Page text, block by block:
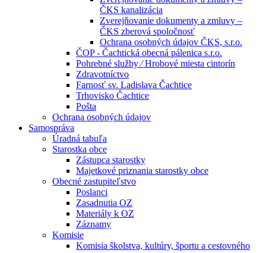
ČKS kanalizácia
Zverejňovanie dokumenty a zmluvy –
ČKS zberová spoločnosť
Ochrana osobných údajov ČKS, s.r.o.
ČOP - Čachtická obecná pálenica s.r.o.
Pohrebné služby ⁄ Hrobové miesta cintorín
Zdravotníctvo
Farnosť sv. Ladislava Čachtice
Trhovisko Čachtice
Pošta
Ochrana osobných údajov
Samospráva
Úradná tabuľa
Starostka obce
Zástupca starostky
Majetkové priznania starostky obce
Obecné zastupiteľstvo
Poslanci
Zasadnutia OZ
Materiály k OZ
Záznamy
Komisie
Komisia školstva, kultúry, športu a cestovného